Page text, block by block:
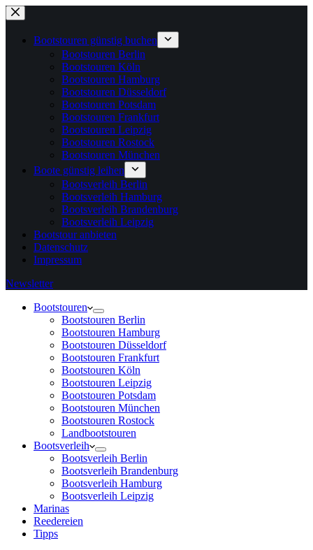
Zum
Inhalt
springenBootstouren günstig buchen
Bootstouren Berlin
Bootstouren Köln
Bootstouren Hamburg
Bootstouren Düsseldorf
Bootstouren Potsdam
Bootstouren Frankfurt
Bootstouren Leipzig
Bootstouren Rostock
Bootstouren München
Boote günstig leihen
Bootsverleih Berlin
Bootsverleih Hamburg
Bootsverleih Brandenburg
Bootsverleih Leipzig
Bootstour anbieten
Datenschutz
Impressum
Newsletter
Bootstouren
Bootstouren Berlin
Bootstouren Hamburg
Bootstouren Düsseldorf
Bootstouren Frankfurt
Bootstouren Köln
Bootstouren Leipzig
Bootstouren Potsdam
Bootstouren München
Bootstouren Rostock
Landbootstouren
Bootsverleih
Bootsverleih Berlin
Bootsverleih Brandenburg
Bootsverleih Hamburg
Bootsverleih Leipzig
Marinas
Reedereien
Tipps